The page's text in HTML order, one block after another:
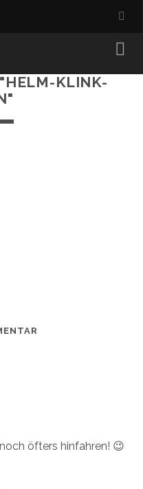
KLINK-
öfters hinfahren! 😉